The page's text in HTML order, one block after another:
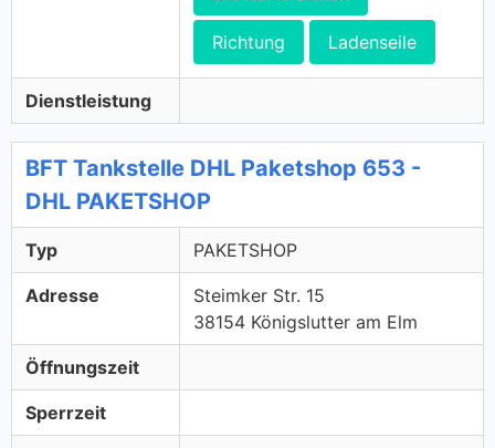
Richtung Ladenseile
Dienstleistung
BFT Tankstelle DHL Paketshop 653 -
DHL PAKETSHOP
Typ PAKETSHOP
Adresse
Steimker Str. 15
38154 Königslutter am Elm
Öffnungszeit
Sperrzeit